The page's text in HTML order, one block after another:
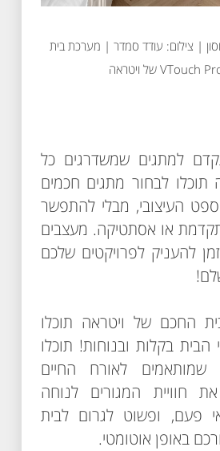
| צילום: עודד סמדר | מערכת בית
למתגים שמשדרגים כל
תוכלו לבחור מתגים חכמים
העיצובי, מבלי להתפשר
או אסתטיקה. מעצבים
להעניק לפרויקטים שלכם
החכם של ויטראה תוכלו
בקלות ובנוחות! תוכלו
שמותאמים לאורח החיים
חוויית המגורים לנוחה
פעם, ופשוט לגרום לבית
באופן אוטומטי.